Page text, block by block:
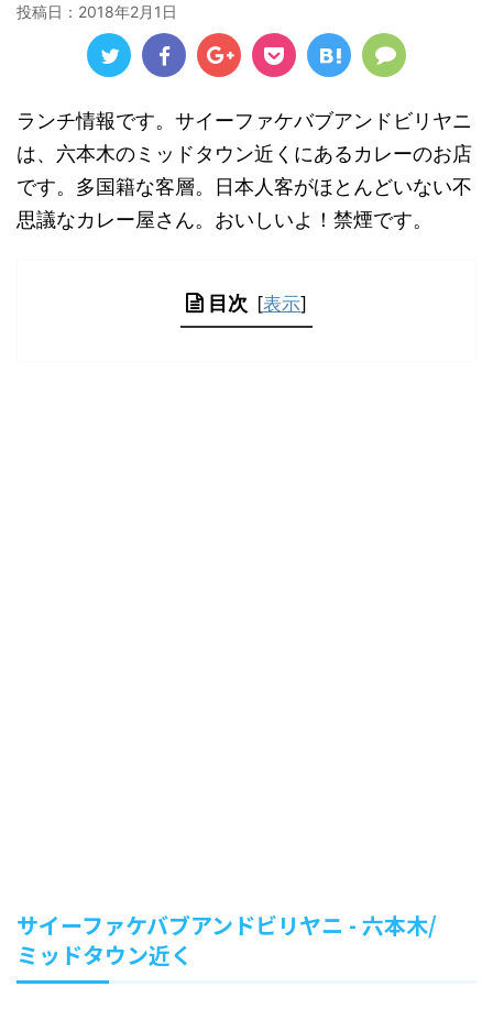
投稿日： 2018年2月1日
ランチ情報です。サイーファケバブアンドビリヤニ
は、六本木のミッドタウン近くにあるカレーのお店
です。多国籍な客層。日本人客がほとんどいない不
思議なカレー屋さん。おいしいよ！禁煙です。
目次 [表示]
サイーファケバブアンドビリヤニ - 六本木/
ミッドタウン近く